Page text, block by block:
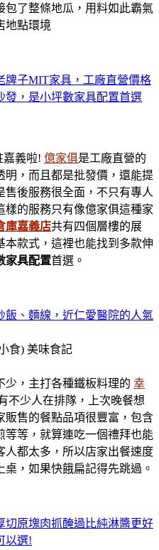
包了整條地瓜，用料如此霸氣
地點環境
牌子MIT家具，工廠直營價格
發，是小坪數家具配置首選
嘉義啦! 億家俱是工廠直營的
明，而且都是批發價，還能提
後服務很全面，不只有專人
樣的服務只有像億家俱這種家
庫嘉義店共有四個層樓的展
本款式，這裡也能找到多款伸
家具配置首選。
飯、麵線，近仁愛醫院的人氣
食) 美味食記
少，主打各種鐵板料理的 幸
不少人在排隊，上次晚餐想
販售的餐點品項很豐富，包含
等，就算連吃一個禮拜也能
人都太多，所以店家出餐速度
，如果快餓扁記得先跳過。
切原塊肉抓醃過比純淋醬更好
以選!